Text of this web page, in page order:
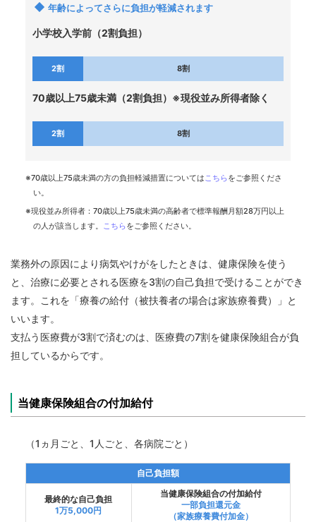
申請
覧
よく
ある
質問
年齢によってさらに負担が軽減されます
小学校入学前（2割負担）
2割 8割
70歳以上75歳未満（2割負担）※現役並み所得者除く
2割 8割
※70歳以上75歳未満の方の負担軽減措置については こちらをご参照くださ
い。
※現役並み所得者：70歳以上75歳未満の高齢者で標準報酬月額28万円以上
の人が該当します。
こちらをご参照ください。
業務外の原因により病気やけがをしたときは、健康保険を使う
と、治療に必要とされる医療を3割の自己負担で受けることができ
ます。これを「療養の給付（被扶養者の場合は家族療養費）」と
いいます。
支払う医療費が3割で済むのは、医療費の7割を健康保険組合が負
担しているからです。
当健康保険組合の付加給付
（1ヵ月ごと、1人ごと、各病院ごと）
自己負担額
最終的な自己負担
1万5,000円
当健康保険組合の付加給付
一部負担還元金
（家族療養費付加金）